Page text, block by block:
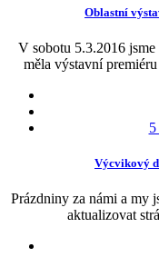
Oblastní
V sobotu 5.3.2016
měla výstavní
Výcvikový
Prázdniny za námi a my
aktualizovat